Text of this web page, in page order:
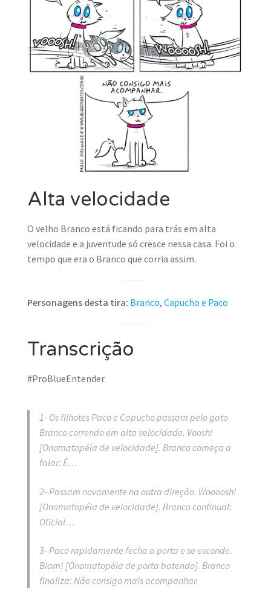
Alta velocidade
O velho Branco está ficando para trás em alta
velocidade e a juventude só cresce nessa casa. Foi o
tempo que era o Branco que corria assim.
Personagens desta tira: Branco, Capucho e Paco
Transcrição
#ProBlueEntender
1- Os filhotes Paco e Capucho passam pelo gato
Branco correndo em alta velocidade. Voosh!
[Onomatopéia de velocidade]. Branco começa a
falar: É…
2- Passam novamente na outra direção. Woooosh!
[Onomatopéia de velocidade]. Branco continual:
Oficial…
3- Paco rapidamente fecha a porta e se esconde.
Blam! [Onomatopéia de porta batendo]. Branco
finaliza: Não consigo mais acompanhar.